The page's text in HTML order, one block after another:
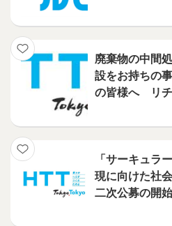
導入される技
加しました！
進事業
廃棄物の中間
設をお持ちの
の皆様へ リチ
火災対策を、
（電池検知機
「サーキュラ
現に向けた社
二次公募の開